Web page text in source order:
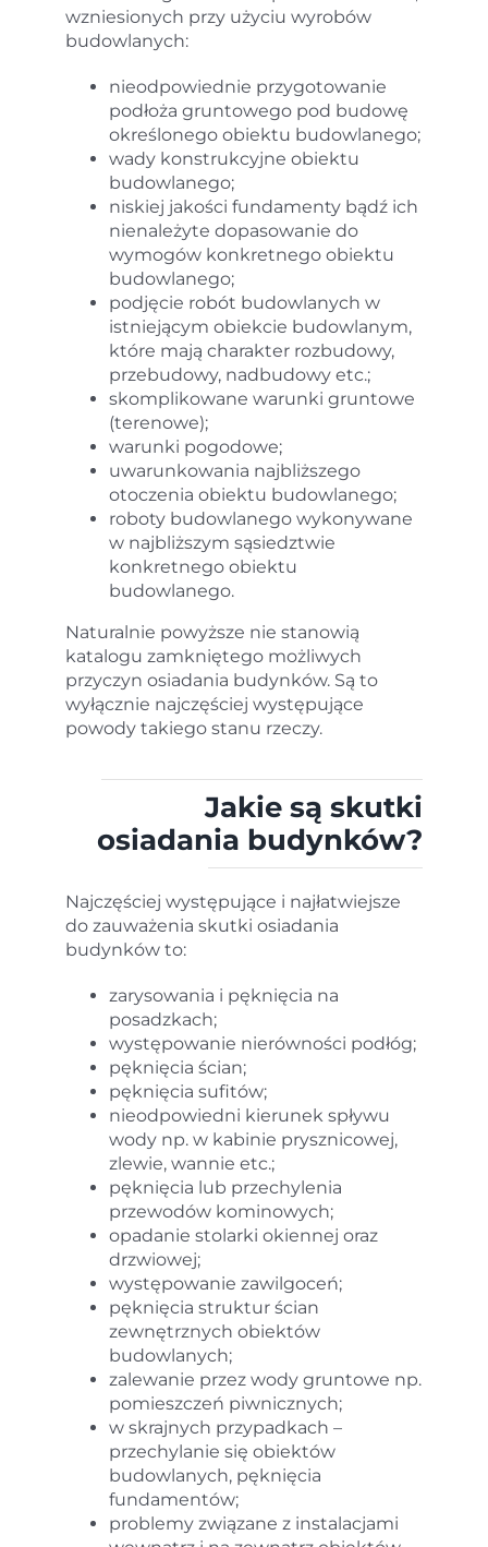
wzniesionych przy użyciu wyrobów
budowlanych:
nieodpowiednie przygotowanie
podłoża gruntowego pod budowę
określonego obiektu budowlanego;
wady konstrukcyjne obiektu
budowlanego;
niskiej jakości fundamenty bądź ich
nienależyte dopasowanie do
wymogów konkretnego obiektu
budowlanego;
podjęcie robót budowlanych w
istniejącym obiekcie budowlanym,
które mają charakter rozbudowy,
przebudowy, nadbudowy etc.;
skomplikowane warunki gruntowe
(terenowe);
warunki pogodowe;
uwarunkowania najbliższego
otoczenia obiektu budowlanego;
roboty budowlanego wykonywane
w najbliższym sąsiedztwie
konkretnego obiektu
budowlanego.
Naturalnie powyższe nie stanowią
katalogu zamkniętego możliwych
przyczyn osiadania budynków. Są to
wyłącznie najczęściej występujące
powody takiego stanu rzeczy.
Jakie są skutki
osiadania budynków?
Najczęściej występujące i najłatwiejsze
do zauważenia skutki osiadania
budynków to:
zarysowania i pęknięcia na
posadzkach;
występowanie nierówności podłóg;
pęknięcia ścian;
pęknięcia sufitów;
nieodpowiedni kierunek spływu
wody np. w kabinie prysznicowej,
zlewie, wannie etc.;
pęknięcia lub przechylenia
przewodów kominowych;
opadanie stolarki okiennej oraz
drzwiowej;
występowanie zawilgoceń;
pęknięcia struktur ścian
zewnętrznych obiektów
budowlanych;
zalewanie przez wody gruntowe np.
pomieszczeń piwnicznych;
w skrajnych przypadkach –
przechylanie się obiektów
budowlanych, pęknięcia
fundamentów;
problemy związane z instalacjami